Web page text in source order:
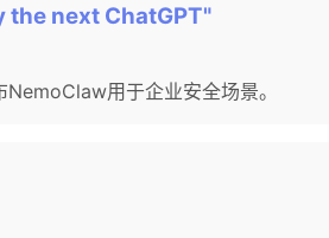
the next ChatGPT"
用于企业安全场景。